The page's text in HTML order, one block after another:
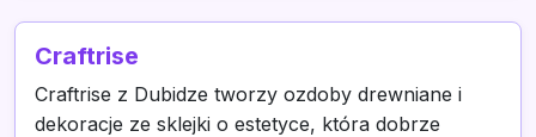
Craftrise
Craftrise z Dubidze tworzy ozdoby drewniane i
dekoracje ze sklejki o estetyce, która dobrze